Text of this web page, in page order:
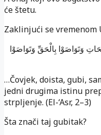
će štetu.
Zaklinjući se vremenom
الصَّالِحَاتِ وَتَوَاصَوْا بِالْحَقِّ وَتَوَاصَوْا
…Čovjek, doista, gubi,
jedni drugima istinu
strpljenje. (El-‘Asr, 2–3)
Šta znači taj gubitak?